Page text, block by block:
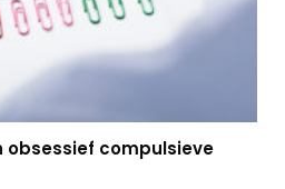
obsessief compulsieve